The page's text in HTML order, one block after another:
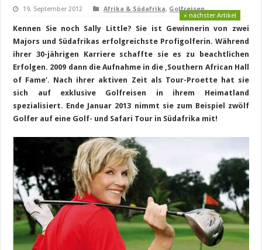
19. September 2012 Afrika & Südafrika, Golfreisen
» nächster Artikel
Kennen Sie noch Sally Little? Sie ist Gewinnerin von zwei
Majors und Südafrikas erfolgreichste Profigolferin. Während
ihrer 30-jährigen Karriere schaffte sie es zu beachtlichen
Erfolgen. 2009 dann die Aufnahme in die ‚Southern African Hall
of Fame‘. Nach ihrer aktiven Zeit als Tour-Proette hat sie
sich auf exklusive Golfreisen in ihrem Heimatland
spezialisiert. Ende Januar 2013 nimmt sie zum Beispiel zwölf
Golfer auf eine Golf- und Safari Tour in Südafrika mit!